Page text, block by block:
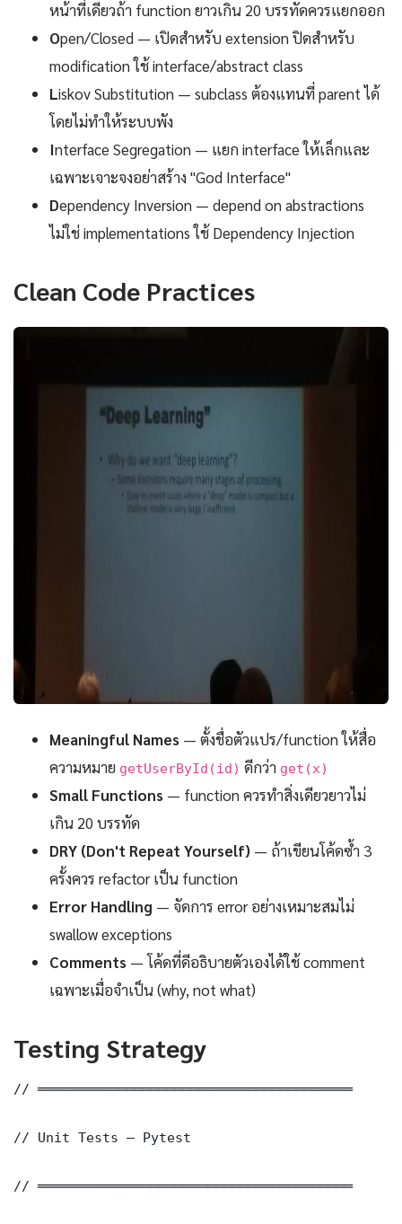
หน้าที่เดียวถ้า function ยาวเกิน 20 บรรทัดควรแยกออก
Open/Closed — เปิดสำหรับ extension ปิดสำหรับ
modification ใช้ interface/abstract class
Liskov Substitution — subclass ต้องแทนที่ parent ได้
โดยไม่ทำให้ระบบพัง
Interface Segregation — แยก interface ให้เล็กและ
เฉพาะเจาะจงอย่าสร้าง "God Interface"
Dependency Inversion — depend on abstractions
ไม่ใช่ implementations ใช้ Dependency Injection
Clean Code Practices
Meaningful Names — ตั้งชื่อตัวแปร/function ให้สื่อ
ความหมาย getUserById(id) ดีกว่า get(x)
Small Functions — function ควรทำสิ่งเดียวยาวไม่
เกิน 20 บรรทัด
DRY (Don't Repeat Yourself) — ถ้าเขียนโค้ดซ้ำ 3
ครั้งควร refactor เป็น function
Error Handling — จัดการ error อย่างเหมาะสมไม่
swallow exceptions
Comments — โค้ดที่ดีอธิบายตัวเองได้ใช้ comment
เฉพาะเมื่อจำเป็น (why, not what)
Testing Strategy
// ═══════════════════════════════════════
// Unit Tests — Pytest
// ═══════════════════════════════════════